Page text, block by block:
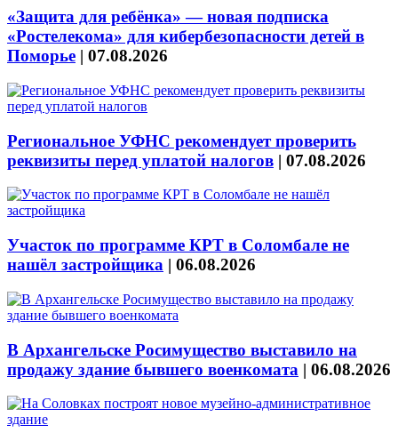
«Защита для ребёнка» — новая подписка
«Ростелекома» для кибербезопасности детей в
Поморье | 07.08.2026
Региональное УФНС рекомендует проверить
реквизиты перед уплатой налогов | 07.08.2026
Участок по программе КРТ в Соломбале не
нашёл застройщика | 06.08.2026
В Архангельске Росимущество выставило на
продажу здание бывшего военкомата | 06.08.2026